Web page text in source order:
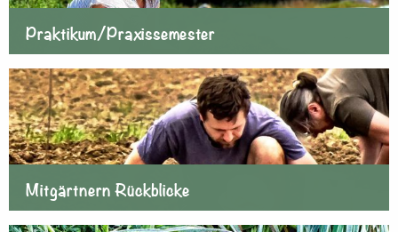
Praktikum/Praxissemester
Mitgärtnern Rückblicke